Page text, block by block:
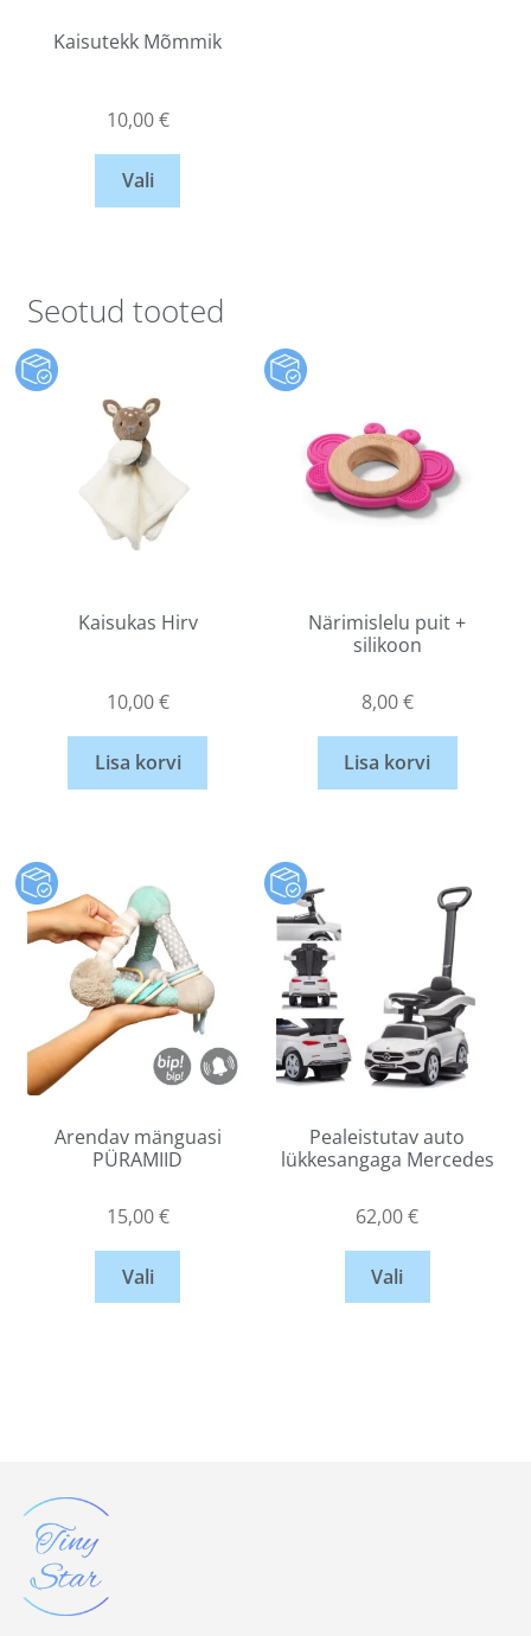
Kaisutekk Mõmmik
10,00€
Vali
Seotud tooted
Kaisukas Hirv
10,00€
Lisa korvi
Närimislelu puit +
silikoon
8,00€
Lisa korvi
Arendav mänguasi
PÜRAMIID
15,00€
Vali
Pealeistutav auto
lükkesangaga Mercedes
62,00€
Vali